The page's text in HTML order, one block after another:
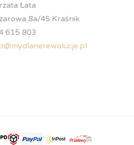
Łata
8a/45 Kraśnik
615 803